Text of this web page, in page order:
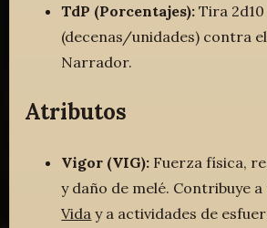
TdP (Porcentajes): Tira 2d10
(decenas/unidades) contra
Narrador.
Atributos
Vigor (VIG): Fuerza física,
y daño de melé. Contribuye a
Vida y a actividades de